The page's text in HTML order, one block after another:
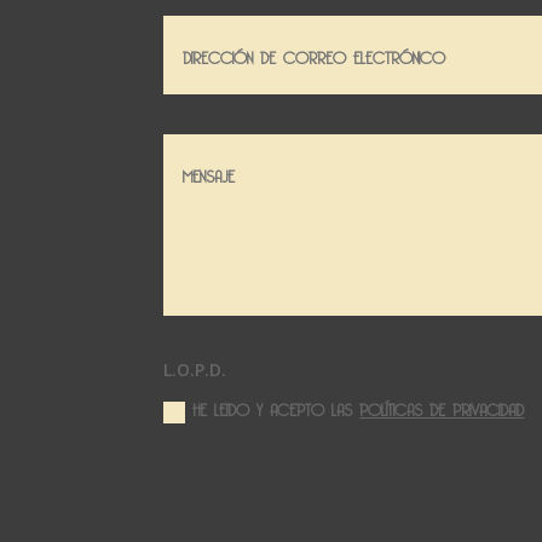
L.O.P.D.
HE LEIDO Y ACEPTO LASPOLÍTICAS DE PRIVACIDAD